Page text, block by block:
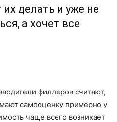
делать и уже не
а хочет все
филлеров считают,
самооценку примерно у
чаще всего возникает